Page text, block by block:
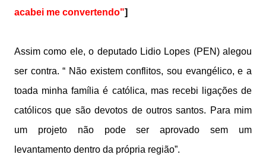
acabei me convertendo"]
Assim como ele, o deputado Lidio Lopes (PEN) alegou
ser contra. “ Não existem conflitos, sou evangélico, e a
toada minha família é católica, mas recebi ligações de
católicos que são devotos de outros santos. Para mim
um projeto não pode ser aprovado sem um
levantamento dentro da própria região”.